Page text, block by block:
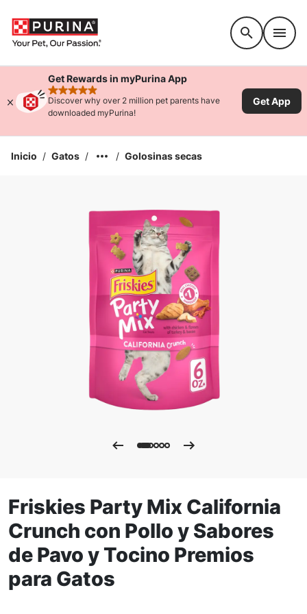
Get Rewards in myPurina App
rated 4.9 stars
Discover why over 2 million pet parents have
downloaded myPurina!
Get App
Inicio / Gatos / / Golosinas secas
Ampliar la Imagen
Friskies Party Mix California
Crunch con Pollo y Sabores
de Pavo y Tocino Premios
para Gatos